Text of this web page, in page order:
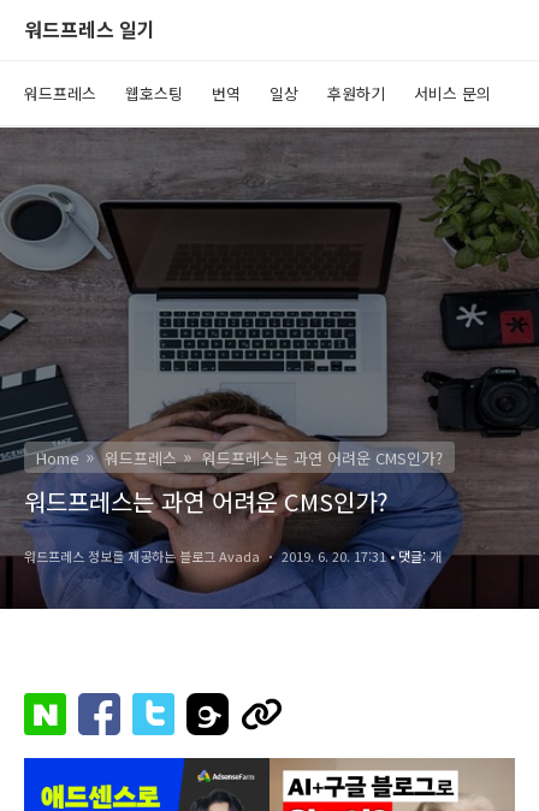
워드프레스 일기
워드프레스 웹호스팅 번역 일상 후원하기 서비스 문의
Home 워드프레스 워드프레스는 과연 어려운 CMS인가?
워드프레스는 과연 어려운 CMS인가?
워드프레스 정보를 제공하는 블로그 Avada 2019. 6. 20. 17:31• 댓글:개